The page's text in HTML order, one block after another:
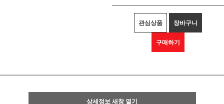
관심상품 장바구니
구매하기
상세정보 새창 열기